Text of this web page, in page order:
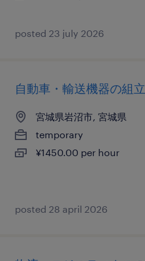
posted 23 july 2026
自動車・輸送機器の組
宮城県岩沼市, 宮城県
temporary
¥1450.00 per hour
posted 28 april 2026